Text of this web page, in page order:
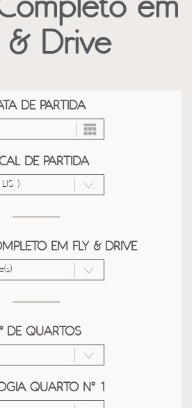
em
& Drive
DE PARTIDA
DE PARTIDA
EM FLY & DRIVE
DE QUARTOS
QUARTO Nº 1